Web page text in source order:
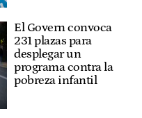
El Govern convoca
231 plazas para
desplegar un
programa contra la
pobreza infantil